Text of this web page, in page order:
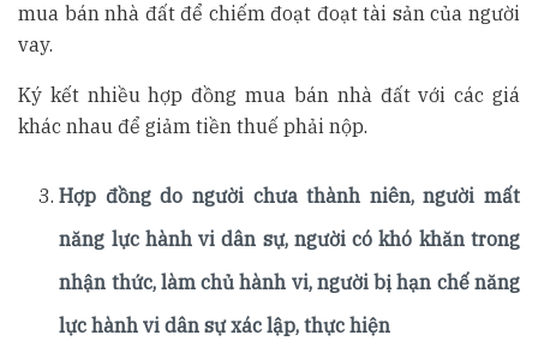
mua bán nhà đất để chiếm đoạt đoạt tài sản của người
vay.
Ký kết nhiều hợp đồng mua bán nhà đất với các giá
khác nhau để giảm tiền thuế phải nộp.
Hợp đồng do người chưa thành niên, người mất
năng lực hành vi dân sự, người có khó khăn trong
nhận thức, làm chủ hành vi, người bị hạn chế năng
lực hành vi dân sự xác lập, thực hiện